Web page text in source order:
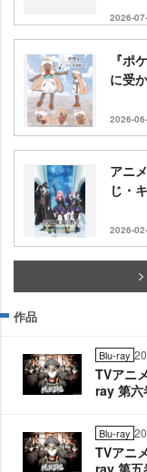
2026-
『ポ
に受
2026-
アニ
じ・
2026-
作品
Blu-ray
TVアニ
ray 第六
Blu-ray
TVアニ
ray 第五